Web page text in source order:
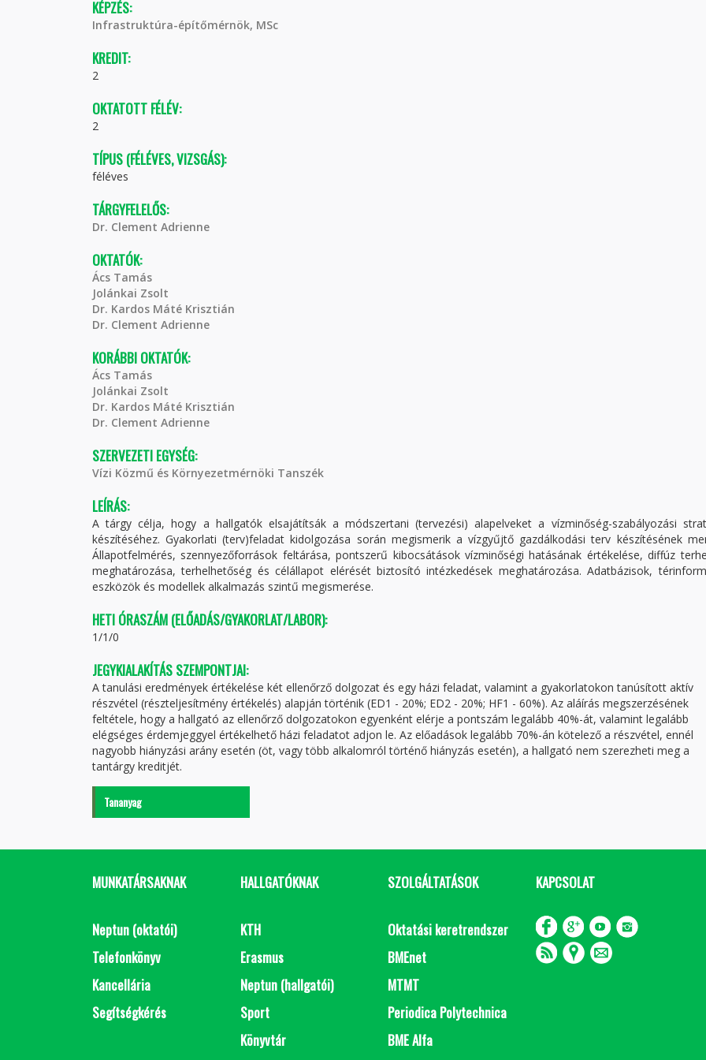
KÉPZÉS:
Infrastruktúra-építőmérnök, MSc
KREDIT:
2
OKTATOTT FÉLÉV:
2
TÍPUS (FÉLÉVES, VIZSGÁS):
féléves
TÁRGYFELELŐS:
Dr. Clement Adrienne
OKTATÓK:
Ács Tamás
Jolánkai Zsolt
Dr. Kardos Máté Krisztián
Dr. Clement Adrienne
KORÁBBI OKTATÓK:
Ács Tamás
Jolánkai Zsolt
Dr. Kardos Máté Krisztián
Dr. Clement Adrienne
SZERVEZETI EGYSÉG:
Vízi Közmű és Környezetmérnöki Tanszék
LEÍRÁS:
A tárgy célja, hogy a hallgatók elsajátítsák a módszertani (tervezési) alapelveket a vízminőség-szabályozási
készítéséhez. Gyakorlati (terv)feladat kidolgozása során megismerik a vízgyűjtő gazdálkodási terv készítésének
Állapotfelmérés, szennyezőforrások feltárása, pontszerű kibocsátások vízminőségi hatásának értékelése, diffúz
meghatározása, terhelhetőség és célállapot elérését biztosító intézkedések meghatározása. Adatbázisok,
eszközök és modellek alkalmazás szintű megismerése.
HETI ÓRASZÁM (ELŐADÁS/GYAKORLAT/LABOR):
1/1/0
JEGYKIALAKÍTÁS SZEMPONTJAI:
A tanulási eredmények értékelése két ellenőrző dolgozat és egy házi feladat, valamint a gyakorlatokon tanúsított aktív
részvétel (részteljesítmény értékelés) alapján történik (ED1 - 20%; ED2 - 20%; HF1 - 60%). Az aláírás megszerzésének
feltétele, hogy a hallgató az ellenőrző dolgozatokon egyenként elérje a pontszám legalább 40%-át, valamint legalább
elégséges érdemjeggyel értékelhető házi feladatot adjon le. Az előadások legalább 70%-án kötelező a részvétel, ennél
nagyobb hiányzási arány esetén (öt, vagy több alkalomról történő hiányzás esetén), a hallgató nem szerezheti meg a
tantárgy kreditjét.
Tananyag
MUNKATÁRSAKNAK
Neptun (oktatói)
Telefonkönyv
Kancellária
Segítségkérés
HALLGATÓKNAK
KTH
Erasmus
Neptun (hallgatói)
Sport
Könyvtár
SZOLGÁLTATÁSOK
Oktatási keretrendszer
BMEnet
MTMT
Periodica Polytechnica
BME Alfa
KAPCSOLAT